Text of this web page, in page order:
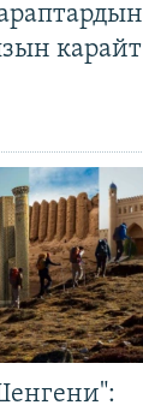
карайт